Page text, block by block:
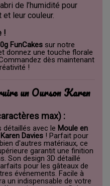
de l’humidité pour
leur couleur.
!
FunCakes sur notre
donnez une touche florale
dès maintenant
!
un Ourson Karen
max) :
avec le Moule en
Davies ! Parfait pour
d'autres matériaux, ce
garantit une finition
Son design 3D détaillé
pour les gâteaux de
événements. Facile à
un indispensable de votre